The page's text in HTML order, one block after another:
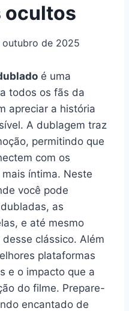
ocultos
outubro de 2025
é uma
todos os fãs da
apreciar a história
A dublagem traz
permitindo que
com os
íntima. Neste
você pode
as
e até mesmo
clássico. Além
plataformas
e o impacto que a
do filme. Prepare-
encantado de